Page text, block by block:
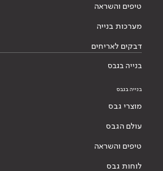
טיפים והשראה
מערכות בנייה
דבקים לאריחים
בנייה בגבס
בנייה בגבס
מוצרי גבס
עולם הגבס
טיפים והשראה
לוחות גבס